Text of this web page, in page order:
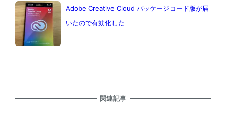
Adobe Creative Cloud パッケージコード版が届
いたので有効化した
関連記事